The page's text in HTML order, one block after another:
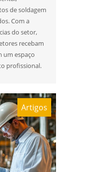
de soldagem
Com a
do setor,
recebam
um espaço
profissional.
Artigos